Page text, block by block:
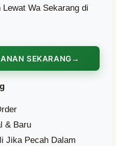
Wa Sekarang di
SEKARANG
& Baru
Jika Pecah Dalam